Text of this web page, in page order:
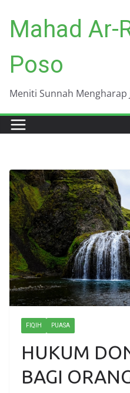
content
Mahad Ar-
Poso
Meniti Sunnah Mengharap
FIQIH PUASA
HUKUM
BAGI